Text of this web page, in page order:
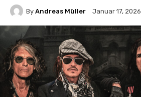
By Andreas Müller Januar 17, 2026